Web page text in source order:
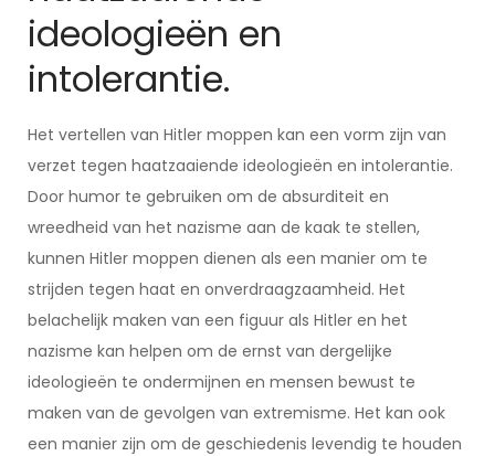
ideologieën en
intolerantie.
Het vertellen van Hitler moppen kan een vorm zijn van
verzet tegen haatzaaiende ideologieën en intolerantie.
Door humor te gebruiken om de absurditeit en
wreedheid van het nazisme aan de kaak te stellen,
kunnen Hitler moppen dienen als een manier om te
strijden tegen haat en onverdraagzaamheid. Het
belachelijk maken van een figuur als Hitler en het
nazisme kan helpen om de ernst van dergelijke
ideologieën te ondermijnen en mensen bewust te
maken van de gevolgen van extremisme. Het kan ook
een manier zijn om de geschiedenis levendig te houden